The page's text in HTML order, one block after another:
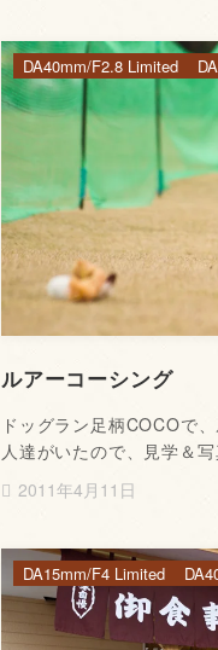
ルアーコーシング
ドッグラン足柄COCOで
人達がいたので、見学＆
2011年4月11日
DA40mm/F2.8 Limited
DA15mm/F4 Limited